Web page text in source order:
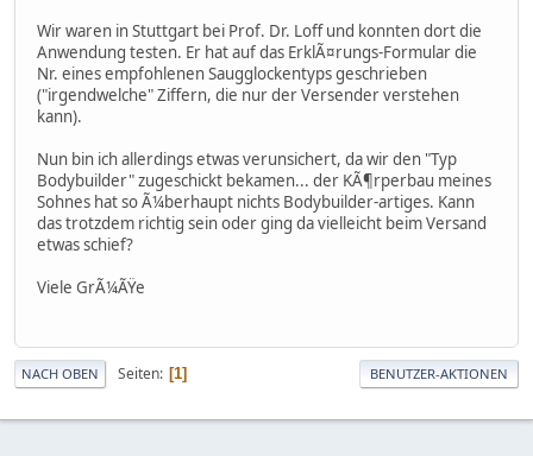
Wir waren in Stuttgart bei Prof. Dr. Loff und konnten dort die
Anwendung testen. Er hat auf das ErklÃ¤rungs-Formular die
Nr. eines empfohlenen Saugglockentyps geschrieben
("irgendwelche" Ziffern, die nur der Versender verstehen
kann).
Nun bin ich allerdings etwas verunsichert, da wir den "Typ
Bodybuilder" zugeschickt bekamen... der KÃ¶rperbau meines
Sohnes hat so Ã¼berhaupt nichts Bodybuilder-artiges. Kann
das trotzdem richtig sein oder ging da vielleicht beim Versand
etwas schief?
Viele GrÃ¼ÃŸe
NACH OBEN Seiten 1 BENUTZER-AKTIONEN